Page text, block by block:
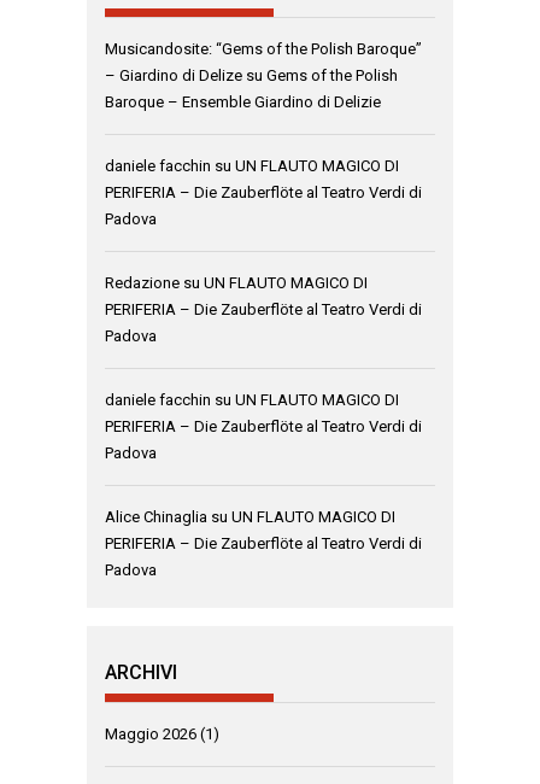
Musicandosite: “Gems of the Polish Baroque”
– Giardino di Delize su Gems of the Polish
Baroque – Ensemble Giardino di Delizie
daniele facchin su UN FLAUTO MAGICO DI
PERIFERIA – Die Zauberflöte al Teatro Verdi di
Padova
Redazione su UN FLAUTO MAGICO DI
PERIFERIA – Die Zauberflöte al Teatro Verdi di
Padova
daniele facchin su UN FLAUTO MAGICO DI
PERIFERIA – Die Zauberflöte al Teatro Verdi di
Padova
Alice Chinaglia su UN FLAUTO MAGICO DI
PERIFERIA – Die Zauberflöte al Teatro Verdi di
Padova
ARCHIVI
Maggio 2026 (1)